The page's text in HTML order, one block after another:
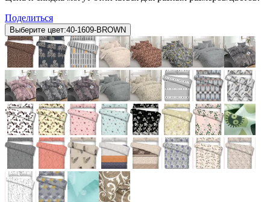
Поделиться
Выберите цвет:40-1609-BROWN